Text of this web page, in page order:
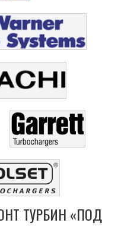
ТУРБИН «ПОД